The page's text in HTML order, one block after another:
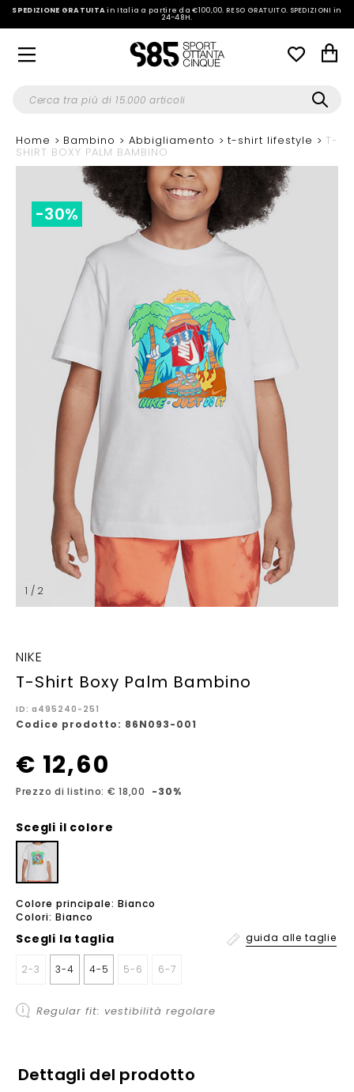
SPEDIZIONE GRATUITAin Italia a partire da €100,00.RESO GRATUITO. SPEDIZIONI in
24-48H.
Home Bambino Abbigliamento t-shirt lifestyle T-
SHIRT BOXY PALM BAMBINO
1 / 2
-30%
NIKE
T-Shirt Boxy Palm Bambino
ID: a495240-251
Codice prodotto: 86N093-001
€ 12,60
Prezzo di listino: € 18,00 -30%
Scegli il colore
Colore principale: Bianco
Colori: Bianco
Scegli la taglia guida alle taglie
2-3 3-4 4-5 5-6 6-7
Regular fit: vestibilità regolare
Dettagli del prodotto